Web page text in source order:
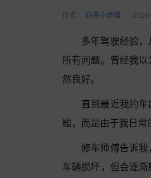
作者： 奶茶小虎喵
多年驾驶经验
所有问题。曾经我
然良好。
直到最近我的
题，而是由于我日常
修车师傅告诉
车辆损坏，但会逐